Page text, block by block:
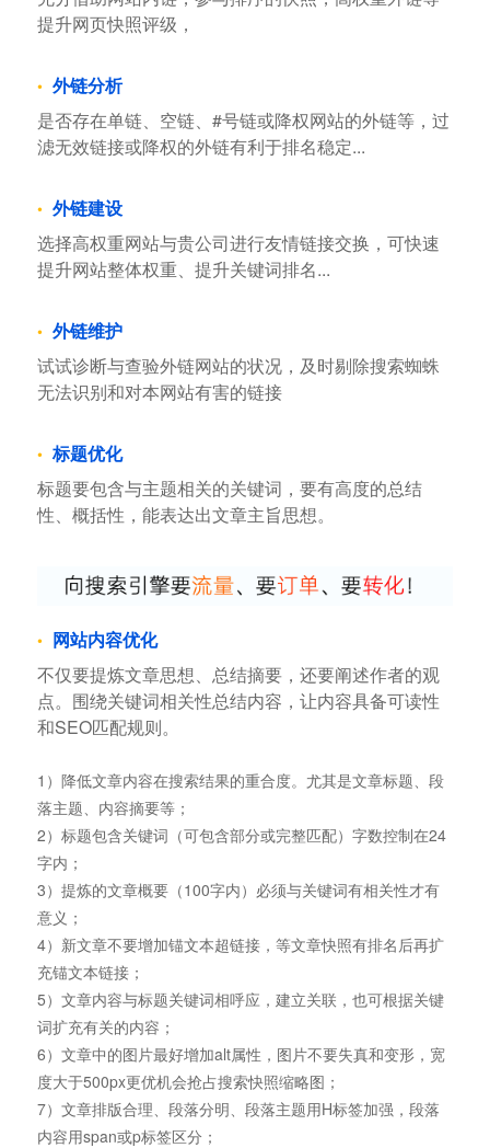
提升网页快照评级，
外链分析
是否存在单链、空链、#号链或降权网站的外链等，过
滤无效链接或降权的外链有利于排名稳定...
外链建设
选择高权重网站与贵公司进行友情链接交换，可快速
提升网站整体权重、提升关键词排名...
外链维护
试试诊断与查验外链网站的状况，及时剔除搜索蜘蛛
无法识别和对本网站有害的链接
标题优化
标题要包含与主题相关的关键词，要有高度的总结
性、概括性，能表达出文章主旨思想。
网站内容优化
不仅要提炼文章思想、总结摘要，还要阐述作者的观
点。围绕关键词相关性总结内容，让内容具备可读性
和SEO匹配规则。
1）降低文章内容在搜索结果的重合度。尤其是文章标题、段
落主题、内容摘要等；
2）标题包含关键词（可包含部分或完整匹配）字数控制在24
字内；
3）提炼的文章概要（100字内）必须与关键词有相关性才有
意义；
4）新文章不要增加锚文本超链接，等文章快照有排名后再扩
充锚文本链接；
5）文章内容与标题关键词相呼应，建立关联，也可根据关键
词扩充有关的内容；
6）文章中的图片最好增加alt属性，图片不要失真和变形，宽
度大于500px更优机会抢占搜索快照缩略图；
7）文章排版合理、段落分明、段落主题用H标签加强，段落
内容用span或p标签区分；